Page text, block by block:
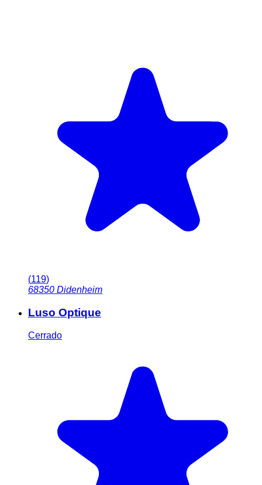
(119)
68350 Didenheim
Luso Optique
Cerrado